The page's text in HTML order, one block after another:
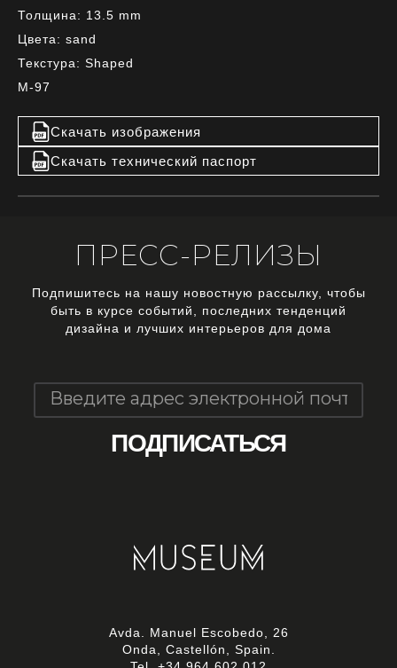
Толщина: 13.5 mm
Цвета: sand
Текстура: Shaped
M-97
Скачать изображения
Скачать технический паспорт
ПРЕСС-РЕЛИЗЫ
Подпишитесь на нашу новостную рассылку, чтобы
быть в курсе событий, последних тенденций
дизайна и лучших интерьеров для дома
Avda. Manuel Escobedo, 26
Onda, Castellón, Spain.